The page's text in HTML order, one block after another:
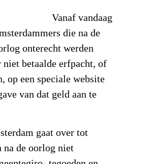
Vanaf vandaag
die na de
onterecht werden
niet betaalde erfpacht, of
op een speciale website
van dat geld aan te
gaat over tot
na de oorlog niet